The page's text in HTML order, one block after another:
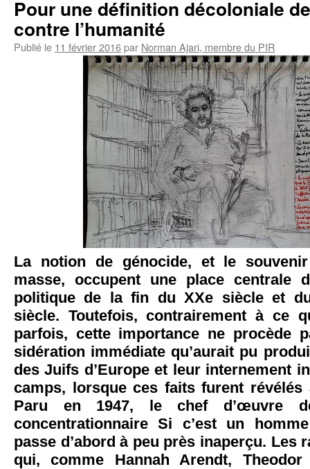
Pour une définition décoloniale
contre l’humanité
Publié le 11 février 2016par Norman Ajari, membre du PIR
La notion de génocide, et le
masse, occupent une place centrale
politique de la fin du XXe siècle et
siècle. Toutefois, contrairement à ce
parfois, cette importance ne procède
sidération immédiate qu’aurait pu
des Juifs d’Europe et leur internement
camps, lorsque ces faits furent révélés
Paru en 1947, le chef d’œuvre
concentrationnaire Si c’est un
passe d’abord à peu près inaperçu. Les
qui, comme Hannah Arendt,